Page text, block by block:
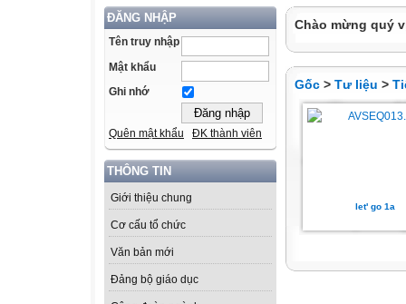
ĐĂNG NHẬP
Tên truy nhập
Mật khẩu
Ghi nhớ
Quên mật khẩu ĐK thành viên
THÔNG TIN
Giới thiệu chung
Cơ cấu tổ chức
Văn bản mới
Đảng bộ giáo dục
Chào mừng quý
Gốc > Tư liệu >
let' go 1a